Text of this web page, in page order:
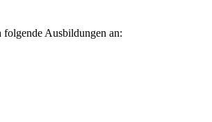
Ausbildungen an: